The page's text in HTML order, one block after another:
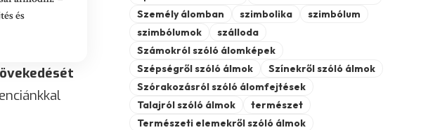
és
Személy álomban
szimbolika
szimbólum
szimbólumok
szálloda
Számokról szóló álomképek
Szépségről szóló álmok
Színekről szóló álmok
Szórakozásról szóló álomfejtések
Talajról szóló álmok
természet
Természeti elemekről szóló álmok